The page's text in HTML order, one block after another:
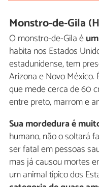
Monstro-de-Gila
O monstro-de-Gila é
habita nos Estados
estadunidense, tem
Arizona e Novo
que mede cerca de 60
entre preto, marrom e
Sua mordedura é
humano, não o soltará
ser fatal em pessoas
mas já causou mortes
um animal típico dos